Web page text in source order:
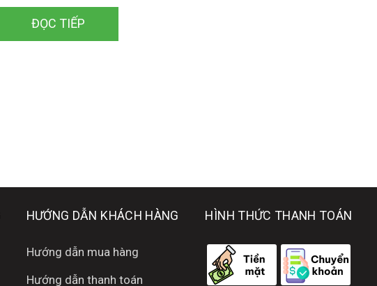
ĐỌC TIẾP
HƯỚNG DẪN KHÁCH HÀNG
Hướng dẫn mua hàng
Hướng dẫn thanh toán
HÌNH THỨC THANH TOÁN